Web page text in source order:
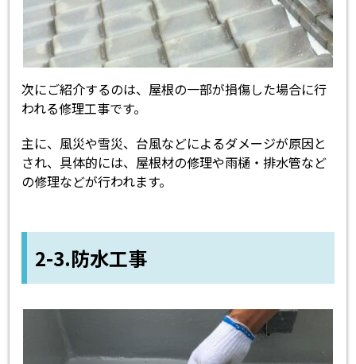
次にご紹介するのは、屋根の一部が損傷した場合に行
われる修理工事です。
主に、風災や雪災、台風などによるダメージが原因と
され、具体的には、屋根材の修理や雨樋・排水管など
の修理などが行われます。
2-3.防水工事